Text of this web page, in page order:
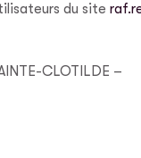
du site
CLOTILDE –